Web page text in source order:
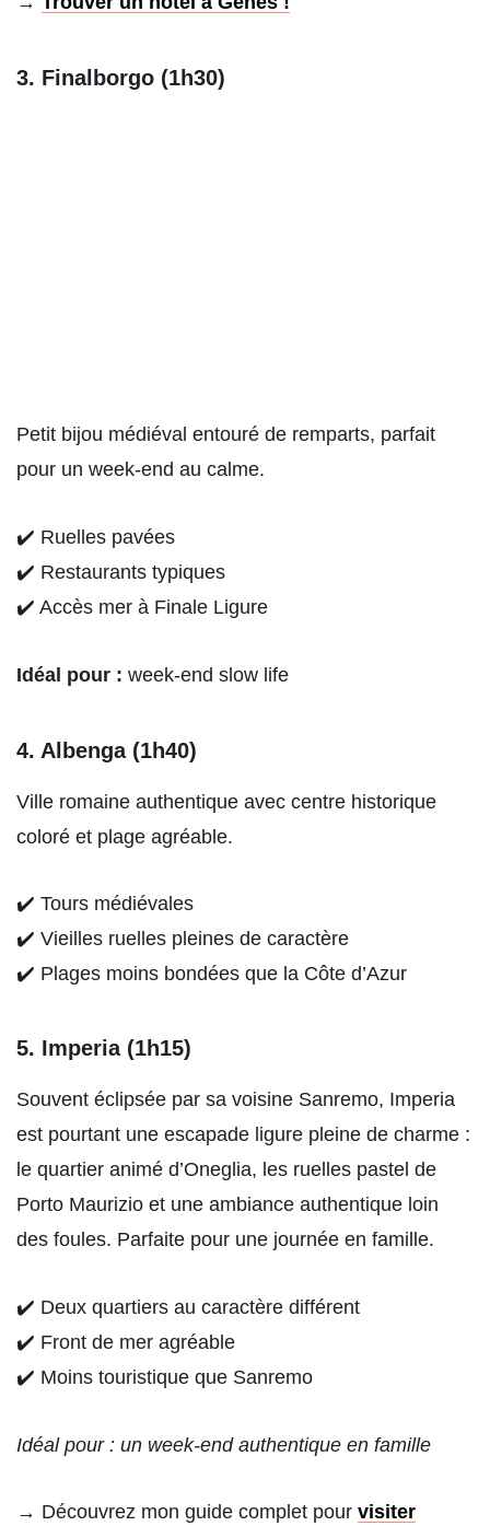
3. Finalborgo (1h30)
Petit bijou médiéval entouré de remparts, parfait
pour un week-end au calme.
✔️ Ruelles pavées
✔️ Restaurants typiques
✔️ Accès mer à Finale Ligure
Idéal pour : week-end slow life
4. Albenga (1h40)
Ville romaine authentique avec centre historique
coloré et plage agréable.
✔️ Tours médiévales
✔️ Vieilles ruelles pleines de caractère
✔️ Plages moins bondées que la Côte d’Azur
5. Imperia (1h15)
Souvent éclipsée par sa voisine Sanremo, Imperia
est pourtant une escapade ligure pleine de charme :
le quartier animé d’Oneglia, les ruelles pastel de
Porto Maurizio et une ambiance authentique loin
des foules. Parfaite pour une journée en famille.
✔️ Deux quartiers au caractère différent
✔️ Front de mer agréable
✔️ Moins touristique que Sanremo
Idéal pour : un week-end authentique en famille
→ Découvrez mon guide complet pour visiter